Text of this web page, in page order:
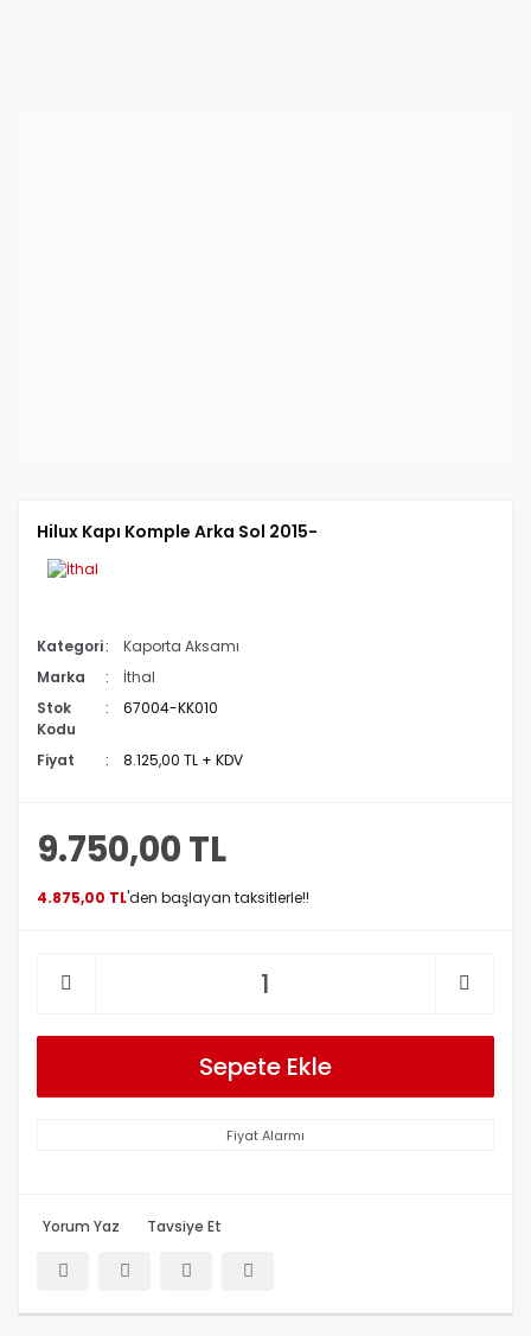
Hilux Kapı Komple Arka Sol 2015-
Kategori
Kaporta Aksamı
Marka
İthal
Stok
Kodu
67004-KK010
Fiyat 8.125,00 TL + KDV
9.750,00 TL
4.875,00 TL'den başlayan taksitlerle!!
Sepete Ekle
Fiyat Alarmı
Yorum Yaz Tavsiye Et